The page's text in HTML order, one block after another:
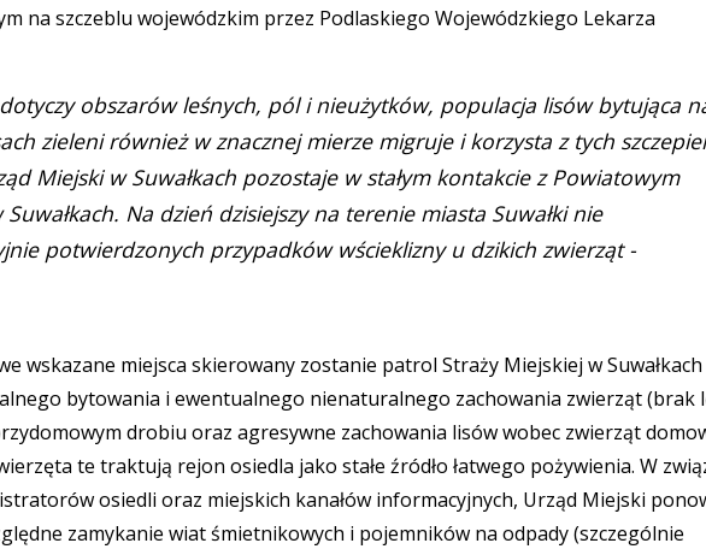
na szczeblu wojewódzkim przez Podlaskiego Wojewódzkiego Lekarza
obszarów leśnych, pól i nieużytków, populacja lisów bytująca
zieleni również w znacznej mierze migruje i korzysta z tych
Miejski w Suwałkach pozostaje w stałym kontakcie z Powiatowym
Na dzień dzisiejszy na terenie miasta Suwałki nie
potwierdzonych przypadków wścieklizny u dzikich zwierząt -
we wskazane miejsca skierowany zostanie patrol Straży Miejskiej w
bytowania i ewentualnego nienaturalnego zachowania zwierząt (brak
drobiu oraz agresywne zachowania lisów wobec zwierząt
te traktują rejon osiedla jako stałe źródło łatwego pożywienia. W
osiedli oraz miejskich kanałów informacyjnych, Urząd Miejski
zamykanie wiat śmietnikowych i pojemników na odpady (szczególnie